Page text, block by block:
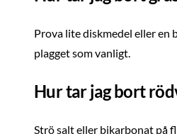
Prova lite diskmedel eller
plagget som vanligt.
Hur tar jag bort
Strö salt eller bikarbonat på